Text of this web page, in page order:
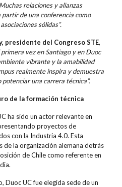
relaciones y alianzas
partir de una conferencia como
sólidas”.
presidente del Congreso STE,
primera vez en Santiago y en Duoc
vibrante y la amabilidad
realmente inspira y demuestra
una carrera técnica”.
de la formación técnica
ha sido un actor relevante en
proyectos de
con la Industria 4.0. Esta
la organización alemana detrás
de Chile como referente en
Duoc UC fue elegida sede de un